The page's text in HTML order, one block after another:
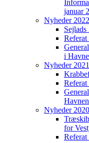
januar
Nyheder 2022
Sejlads
Referat
i
Nyheder 2021
Nyheder 2020
for
Referat